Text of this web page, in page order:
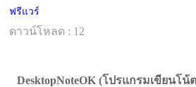
ฟรีแวร์
ดาวน์โหลด : 12
DesktopNoteOK (โปรแกรมเขียนโน้